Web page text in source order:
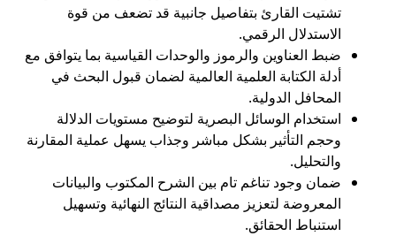
تشتيت القارئ بتفاصيل جانبية قد تضعف من قوة
الاستدلال الرقمي.
ضبط العناوين والرموز والوحدات القياسية بما يتوافق مع
أدلة الكتابة العلمية العالمية لضمان قبول البحث في
المحافل الدولية.
استخدام الوسائل البصرية لتوضيح مستويات الدلالة
وحجم التأثير بشكل مباشر وجذاب يسهل عملية المقارنة
والتحليل.
ضمان وجود تناغم تام بين الشرح المكتوب والبيانات
المعروضة لتعزيز مصداقية النتائج النهائية وتسهيل
استنباط الحقائق.